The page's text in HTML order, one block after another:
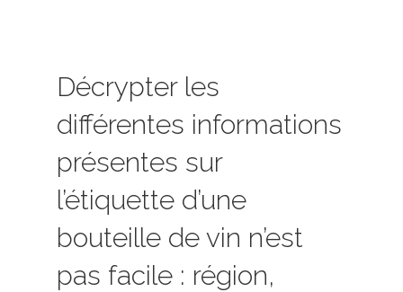
Décrypter les
différentes informations
présentes sur
l’étiquette d’une
bouteille de vin n’est
pas facile : région,